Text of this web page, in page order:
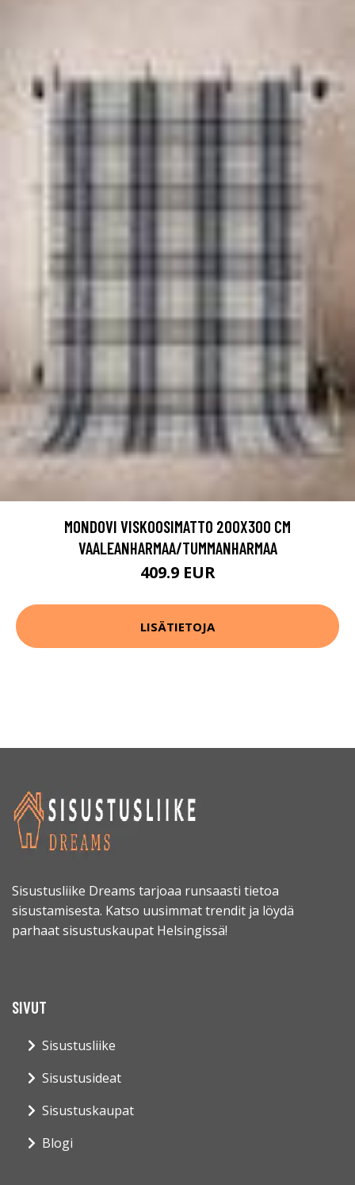
MONDOVI VISKOOSIMATTO 200X300 CM
VAALEANHARMAA/TUMMANHARMAA
409.9 EUR
LISÄTIETOJA
Sisustusliike Dreams tarjoaa runsaasti tietoa
sisustamisesta. Katso uusimmat trendit ja löydä
parhaat sisustuskaupat Helsingissä!
SIVUT
Sisustusliike
Sisustusideat
Sisustuskaupat
Blogi